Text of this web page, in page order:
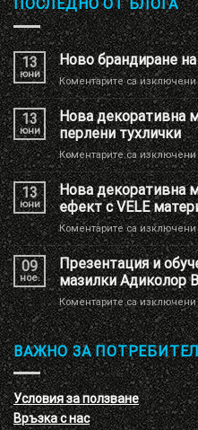
ПОСЛЕДНО ОТ БЛОГА
13
юни
Ново брандиране
Коментарите са изключени
13
юни
Нова декоративна
перлени тухлички
Коментарите са изключени
13
юни
Нова декоративна
ефект с VELE
Коментарите са изключени
09
ное.
Презентация и
мазилки Адиколор
Коментарите са изключени
ВАЖНО ЗА
Условия за ползване
Връзка с нас